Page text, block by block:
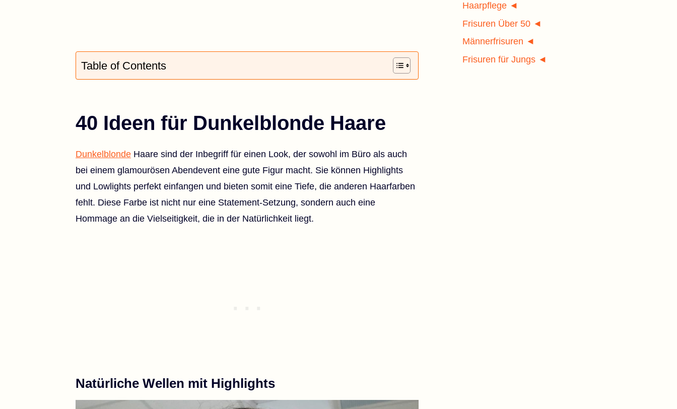
Table of Contents
40 Ideen für Dunkelblonde Haare
Dunkelblonde Haare sind der Inbegriff für einen Look, der sowohl im Büro als auch
bei einem glamourösen Abendevent eine gute Figur macht. Sie können Highlights
und Lowlights perfekt einfangen und bieten somit eine Tiefe, die anderen Haarfarben
fehlt. Diese Farbe ist nicht nur eine Statement-Setzung, sondern auch eine
Hommage an die Vielseitigkeit, die in der Natürlichkeit liegt.
Natürliche Wellen mit Highlights
Haarpflege ◄
Frisuren Über 50 ◄
Männerfrisuren ◄
Frisuren für Jungs ◄